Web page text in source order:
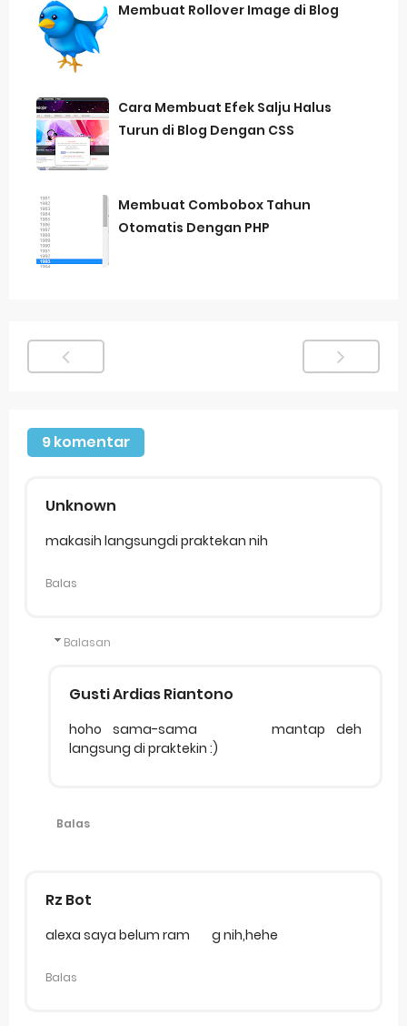
Membuat Rollover Image di Blog
Cara Membuat Efek Salju Halus
Turun di Blog Dengan CSS
Membuat Combobox Tahun
Otomatis Dengan PHP
9 komentar
Unknown
makasih langsungdi praktekan nih
Balas
Balasan
Gusti Ardias Riantono
hoho sama-sama
mantap deh
langsung di praktekin :)
Balas
Rz Bot
alexa saya belum ram g nih,hehe
Balas